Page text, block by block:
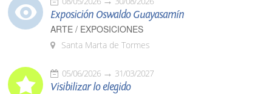
Exposición Oswaldo Guayasamín
ARTE / EXPOSICIONES
Santa Marta de Tormes
05/06/2026 31/03/2027
Visibilizar lo elegido